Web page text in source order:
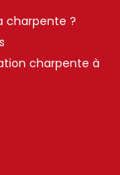
charpente ?
charpente à